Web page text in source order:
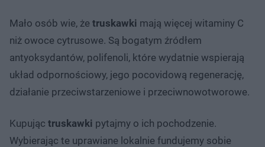
Mało osób wie, że truskawki mają więcej witaminy C
niż owoce cytrusowe. Są bogatym źródłem
antyoksydantów, polifenoli, które wydatnie wspierają
układ odpornościowy, jego pocovidową regenerację,
działanie przeciwstarzeniowe i przeciwnowotworowe.
Kupując truskawki pytajmy o ich pochodzenie.
Wybierając te uprawiane lokalnie fundujemy sobie